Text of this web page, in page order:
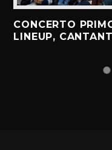
CONCERTO
LINEUP,